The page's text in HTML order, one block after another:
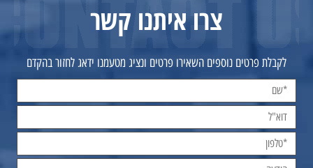
צרו איתנו קשר
לקבלת פרטים נוספים השאירו פרטים ונציג מטעמנו ידאג לחזור בהקדם